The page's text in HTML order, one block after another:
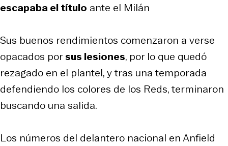
escapaba el título ante el Milán
Sus buenos rendimientos comenzaron a verse
opacados porsus lesiones, por lo que quedó
rezagado en el plantel, y tras una temporada
defendiendo los colores de los Reds, terminaron
buscando una salida.
Los números del delantero nacional en Anfield